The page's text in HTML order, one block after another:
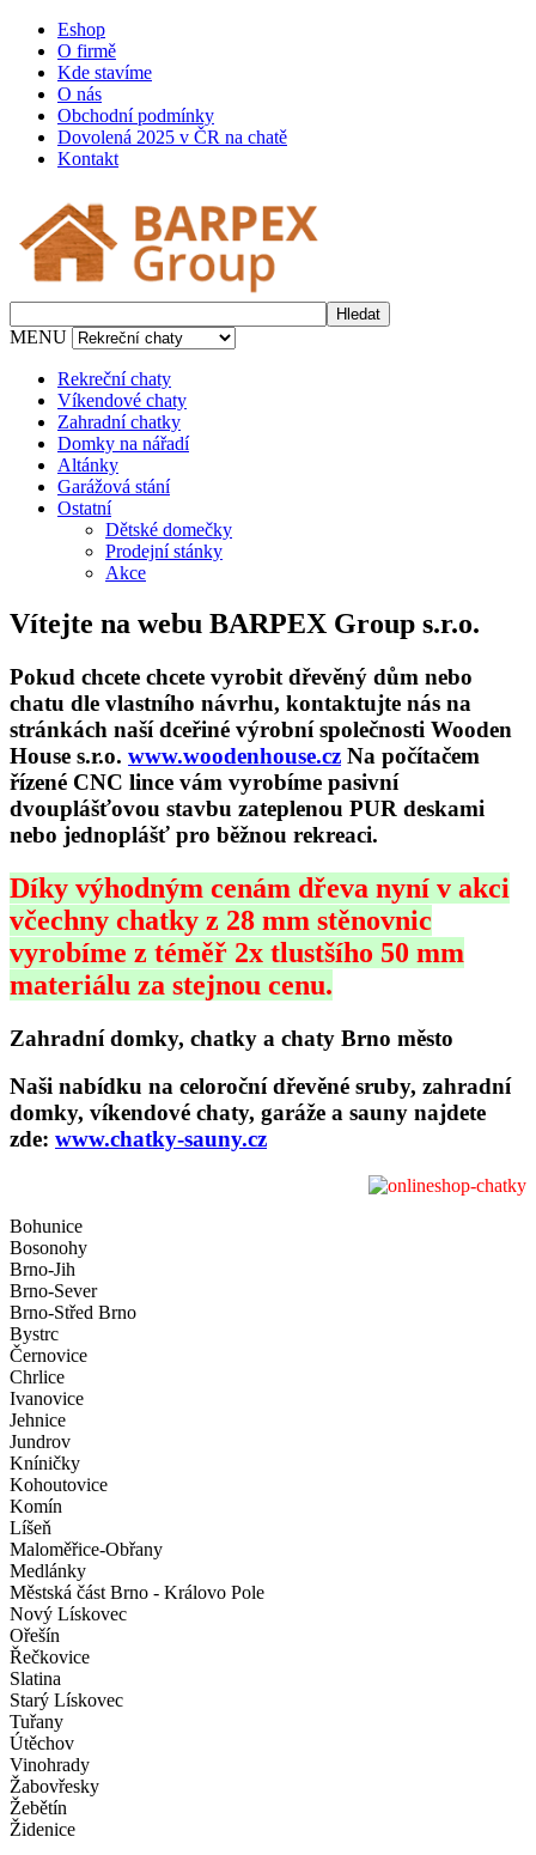
Eshop
O firmě
Kde stavíme
O nás
Obchodní podmínky
Dovolená 2025 v ČR na chatě
Kontakt
MENU
Rekreční chaty
Víkendové chaty
Zahradní chatky
Domky na nářadí
Altánky
Garážová stání
Ostatní
Dětské domečky
Prodejní stánky
Akce
Vítejte na webu BARPEX Group s.r.o.
Pokud chcete chcete vyrobit dřevěný dům nebo
chatu dle vlastního návrhu, kontaktujte nás na
stránkách naší dceřiné výrobní společnosti Wooden
House s.r.o. www.woodenhouse.cz Na počítačem
řízené CNC lince vám vyrobíme pasivní
dvouplášťovou stavbu zateplenou PUR deskami
nebo jednoplášť pro běžnou rekreaci.
Díky výhodným cenám dřeva nyní v akci
včechny chatky z 28 mm stěnovnic
vyrobíme z téměř 2x tlustšího 50 mm
materiálu za stejnou cenu.
Zahradní domky, chatky a chaty Brno město
Naši nabídku na celoroční dřevěné sruby, zahradní
domky, víkendové chaty, garáže a sauny najdete
zde: www.chatky-sauny.cz
Bohunice
Bosonohy
Brno-Jih
Brno-Sever
Brno-Střed Brno
Bystrc
Černovice
Chrlice
Ivanovice
Jehnice
Jundrov
Kníničky
Kohoutovice
Komín
Líšeň
Maloměřice-Obřany
Medlánky
Městská část Brno - Královo Pole
Nový Lískovec
Ořešín
Řečkovice
Slatina
Starý Lískovec
Tuřany
Útěchov
Vinohrady
Žabovřesky
Žebětín
Židenice